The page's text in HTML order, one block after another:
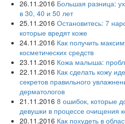
26.11.2016 Большая разница:
в 30, 40 и 50 лет
25.11.2016 Остановитесь: 7
которые вредят коже
24.11.2016 Как получить
косметических средств
23.11.2016 Кожа малыша:
22.11.2016 Как сделать кожу
секретов правильного
дерматологов
21.11.2016 8 ошибок, которые
девушки в процессе очищения
20.11.2016 Как похудеть в